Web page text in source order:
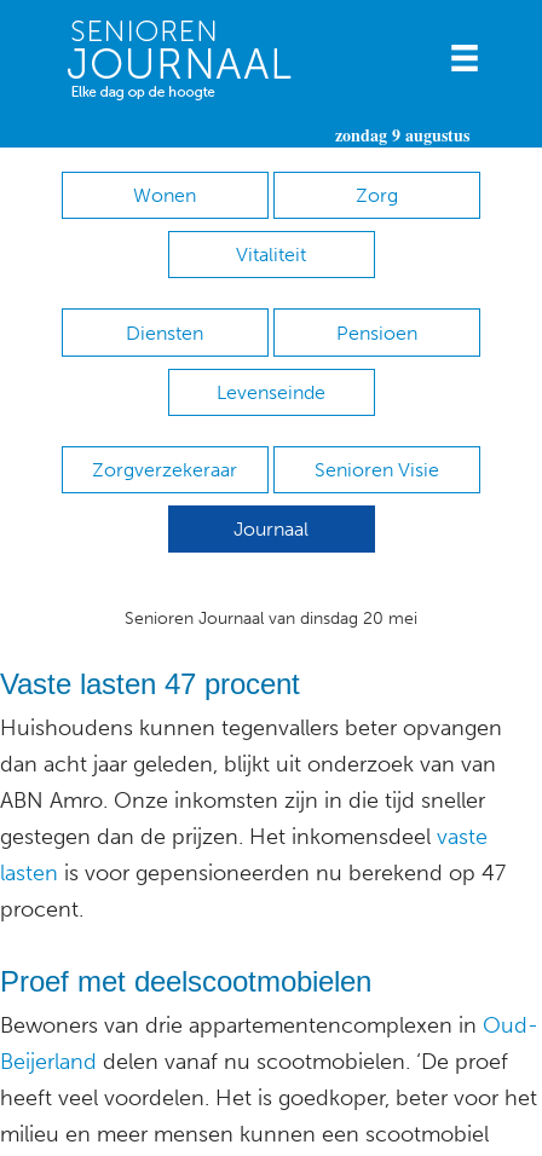
zondag 9 augustus
Wonen Zorg
Vitaliteit
Diensten Pensioen
Levenseinde
Zorgverzekeraar Senioren Visie
Journaal
Senioren Journaal van dinsdag 20 mei
Vaste lasten 47 procent
Huishoudens kunnen tegenvallers beter opvangen
dan acht jaar geleden, blijkt uit onderzoek van van
ABN Amro. Onze inkomsten zijn in die tijd sneller
gestegen dan de prijzen. Het inkomensdeel vaste
lasten is voor gepensioneerden nu berekend op 47
procent.
Proef met deelscootmobielen
Bewoners van drie appartementencomplexen in Oud-
Beijerland delen vanaf nu scootmobielen. ‘De proef
heeft veel voordelen. Het is goedkoper, beter voor het
milieu en meer mensen kunnen een scootmobiel